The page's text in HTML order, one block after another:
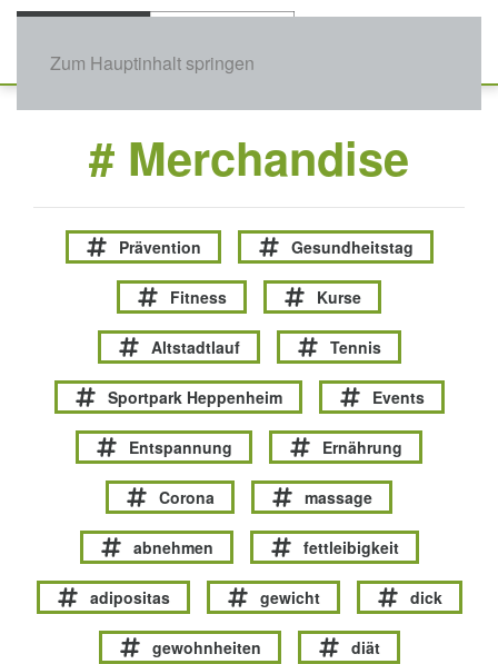
Zum Hauptinhalt springen
# Merchandise
Prävention Gesundheitstag
Fitness Kurse
Altstadtlauf Tennis
Sportpark Heppenheim Events
Entspannung Ernährung
Corona massage
abnehmen fettleibigkeit
adipositas gewicht dick
gewohnheiten diät